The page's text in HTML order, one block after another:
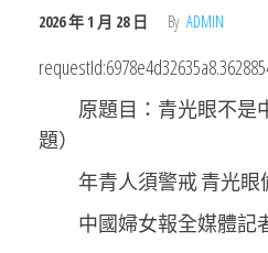
2026 年 1 月 28 日 By ADMIN
原題目：青光眼不是
題）
年青人須警戒 青光眼
中國婦女報全媒體記